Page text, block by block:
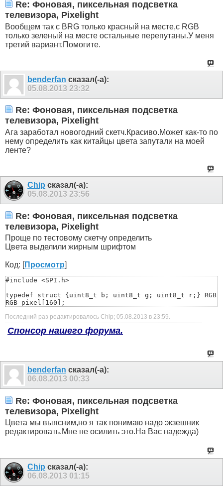
Re: Фоновая, пиксельная подсветка
телевизора, Pixelight
Вообщем так с BRG только красный на месте,с RGB
только зеленый на месте остальные перепутаны.У меня
третий вариант.Помогите.
benderfan сказал(-а):
05.08.2013 23:32
Re: Фоновая, пиксельная подсветка
телевизора, Pixelight
Ага заработал новогодний скетч.Красиво.Может как-то по
нему определить как китайцы цвета запутали на моей
ленте?
Chip сказал(-а):
05.08.2013 23:56
Re: Фоновая, пиксельная подсветка
телевизора, Pixelight
Проще по тестовому скетчу определить
Цвета выделили жирным шрифтом
Код: [Просмотр]
#include <SPI.h>
typedef struct {uint8_t b; uint8_t g; uint8_t r;} RGB;
RGB pixel[160];
void setup()
{
  Serial.begin(115200);
  SPI.setClockDivider(SPI_CLOCK_DIV16);
  delay(1);
{
run_pix(160); //количество тестируемых светодиодов в
}
void run_pix(uint8_t num)
{
      pixel[0].b=255
;
   for(uint8_t i=0; i<num; i++)
   {
Последний раз редактировалось Chip; 05.08.2013 в 23:59.
Спонсор нашего форума.
benderfan сказал(-а):
06.08.2013 00:33
Re: Фоновая, пиксельная подсветка
телевизора, Pixelight
Цвета мы выясним,но я так понимаю надо экзешник
редактировать.Мне не осилить это.На Вас надежда)
Chip сказал(-а):
06.08.2013 01:15